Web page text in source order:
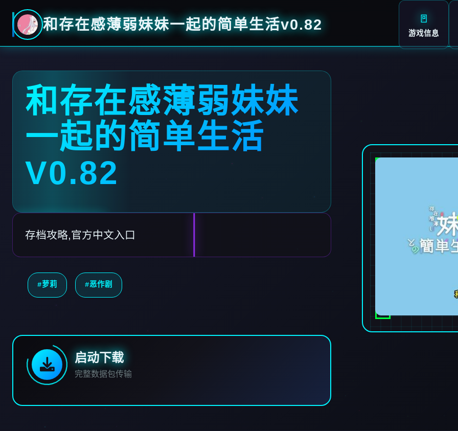
和存在感薄弱妹妹一起的简单生活v0.82 🚪
游戏信息
和存在感薄弱妹妹
一起的简单生活
V0.82
存档攻略,官方中文入口
#萝莉 #恶作剧
启动下载
完整数据包传输